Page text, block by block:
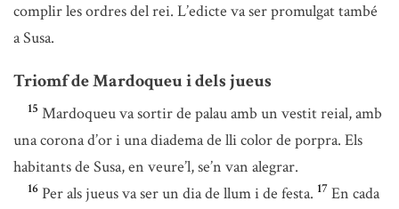
complir les ordres del rei. L’edicte va ser promulgat també
a Susa.
Triomf de Mardoqueu i dels jueus
15 Mardoqueu va sortir de palau amb un vestit reial, amb
una corona d’or i una diadema de lli color de porpra. Els
habitants de Susa, en veure’l, se’n van alegrar.
16 Per als jueus va ser un dia de llum i de festa. 17 En cada